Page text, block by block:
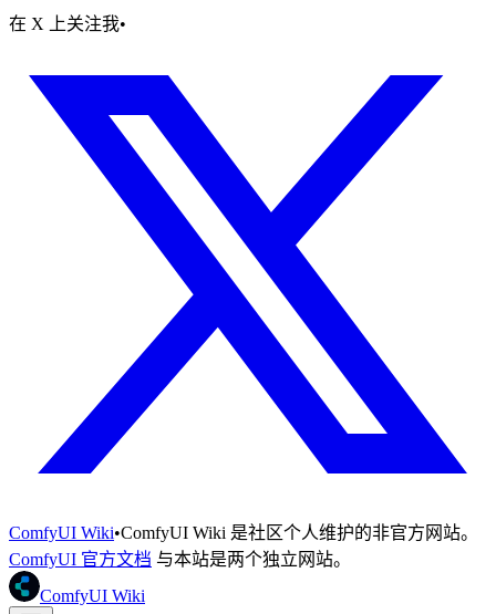
在 X 上关注我•
ComfyUI Wiki•ComfyUI Wiki 是社区个人维护的非官方网站。
ComfyUI 官方文档 与本站是两个独立网站。
ComfyUI Wiki